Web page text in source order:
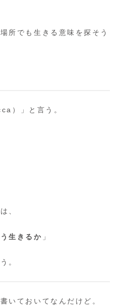
所でも生きる意味を探そう
）」と言う。
、
生きるか 」
。
いておいてなんだけど。